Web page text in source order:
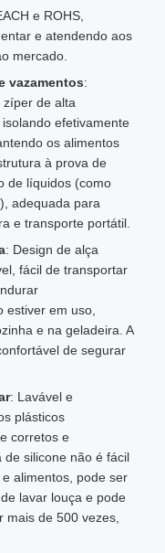
e ROHS,
e atendendo aos
mercado.
vazamentos:
zíper de alta
efetivamente
os alimentos
à prova de
de líquidos (como
adequada para
e transporte portátil.
: Design de alça
fácil de transportar
estiver em uso,
e na geladeira. A
de segurar
: Lavável e
plásticos
corretos e
de silicone não é fácil
alimentos, pode ser
lavar louça e pode
de 500 vezes,